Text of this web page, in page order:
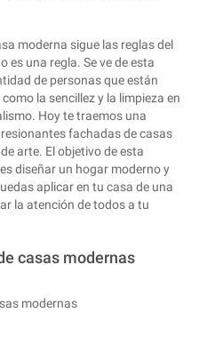
moderna sigue las reglas del
es una regla. Se ve de esta
de personas que están
la sencillez y la limpieza en
Hoy te traemos una
fachadas de casas
arte. El objetivo de esta
diseñar un hogar moderno y
aplicar en tu casa de una
la atención de todos a tu
casas modernas